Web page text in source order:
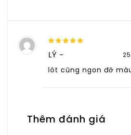
out of 5
LÝ –
lót cũng ngon đỡ
Thêm đánh giá